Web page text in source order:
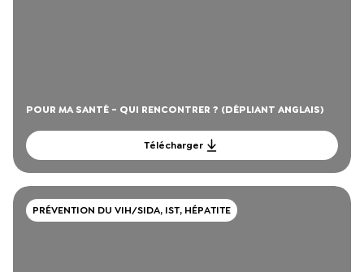
POUR MA SANTÉ - QUI RENCONTRER ? (DÉPLIANT ANGLAIS)
Télécharger
PRÉVENTION DU VIH/SIDA, IST, HÉPATITE